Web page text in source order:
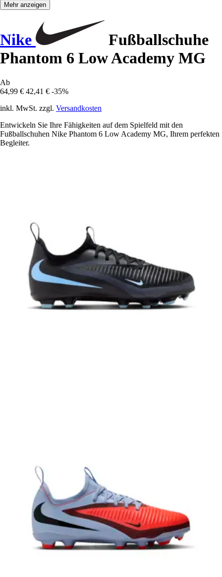
Mehr anzeigen
Nike
Fußballschuhe
Phantom 6 Low Academy MG
Ab
64,99 € 42,41 € -35%
inkl. MwSt. zzgl. Versandkosten
Entwickeln Sie Ihre Fähigkeiten auf dem Spielfeld mit den
Fußballschuhen Nike Phantom 6 Low Academy MG, Ihrem perfekten
Begleiter.